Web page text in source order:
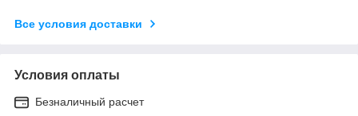
Все условия доставки
Условия оплаты
Безналичный расчет